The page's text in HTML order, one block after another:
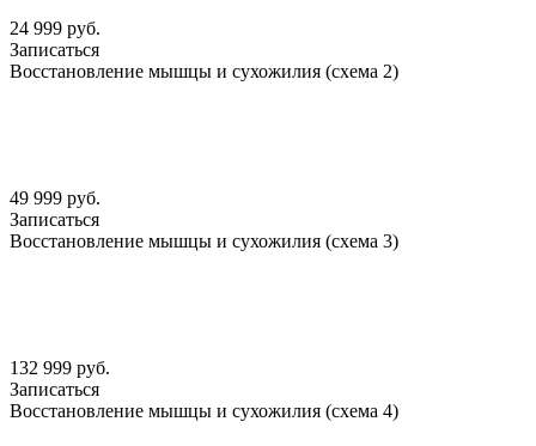
24 999 руб.
Записаться
Восстановление мышцы и сухожилия (схема 2)
49 999 руб.
Записаться
Восстановление мышцы и сухожилия (схема 3)
132 999 руб.
Записаться
Восстановление мышцы и сухожилия (схема 4)